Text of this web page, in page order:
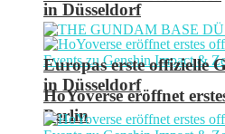
in Düsseldorf
HoYoverse eröffnet
Berlin
Europas erste offizielle
in Düsseldorf